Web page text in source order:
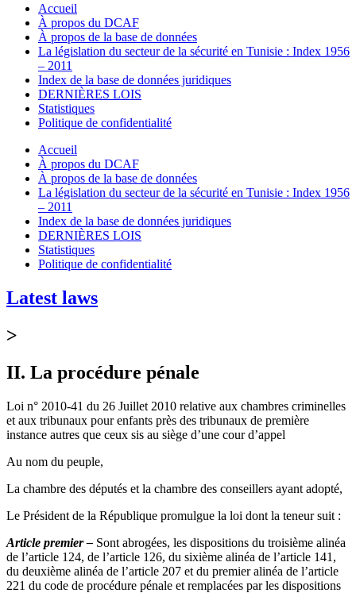
Accueil
À propos du DCAF
À propos de la base de données
La législation du secteur de la sécurité en Tunisie : Index 1956
– 2011
Index de la base de données juridiques
DERNIÈRES LOIS
Statistiques
Politique de confidentialité
Accueil
À propos du DCAF
À propos de la base de données
La législation du secteur de la sécurité en Tunisie : Index 1956
– 2011
Index de la base de données juridiques
DERNIÈRES LOIS
Statistiques
Politique de confidentialité
Latest laws
>
II. La procédure pénale
Loi n° 2010-41 du 26 Juillet 2010 relative aux chambres criminelles
et aux tribunaux pour enfants près des tribunaux de première
instance autres que ceux sis au siège d’une cour d’appel
Au nom du peuple,
La chambre des députés et la chambre des conseillers ayant adopté,
Le Président de la République promulgue la loi dont la teneur suit :
Article premier – Sont abrogées, les dispositions du troisième alinéa
de l’article 124, de l’article 126, du sixième alinéa de l’article 141,
du deuxième alinéa de l’article 207 et du premier alinéa de l’article
221 du code de procédure pénale et remplacées par les dispositions